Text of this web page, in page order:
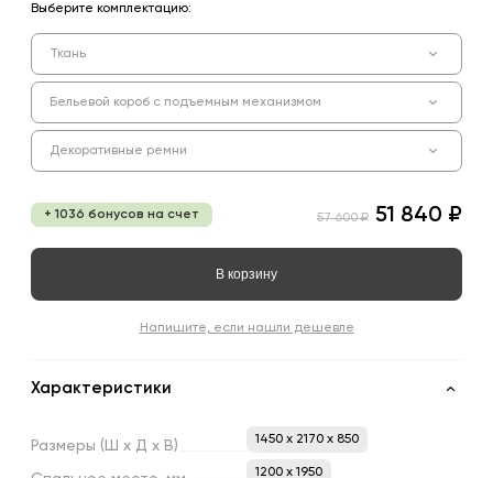
Выберите комплектацию:
Ткань
Бельевой короб с подъемным механизмом
Декоративные ремни
+ 1036 бонусов на счет 57 600 ₽ 51 840 ₽
В корзину
Напишите, если нашли дешевле
Характеристики
Размеры (Ш х Д х В) 1450 x 2170 x 850
1200 х 1950